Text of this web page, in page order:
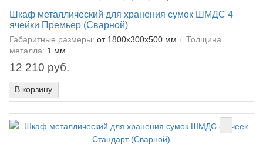
Шкаф металлический для хранения сумок ШМДС 4
ячейки Премьер (Сварной)
Габаритные размеры: от 1800x300x500 мм
Толщина
металла: 1 мм
12 210 руб.
В корзину